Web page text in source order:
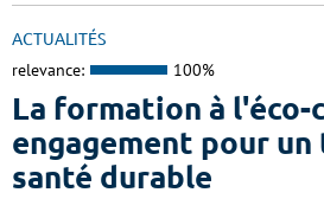
ACTUALITÉS
relevance: 100%
La formation à l'éco-
engagement pour
santé durable